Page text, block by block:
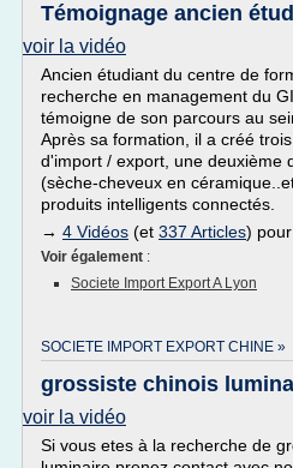
Témoignage ancien
voir la vidéo
Ancien étudiant du centre de
recherche en management du
témoigne de son parcours au
Après sa formation, il a créé
d'import / export, une deuxième
(sèche-cheveux en
produits intelligents connectés.
→ 4 Vidéos (et 337 Articles)
Voir également :
Societe Import Export A Lyon
SOCIETE IMPORT EXPORT CHINE »
grossiste chinois
voir la vidéo
Si vous etes à la recherche de